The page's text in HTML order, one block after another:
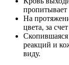
пропитывает
На
цвета, за
Скопившаяся
реакций и
виду.